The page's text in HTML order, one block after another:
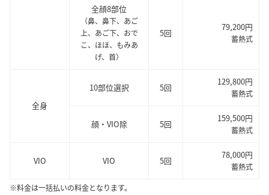
全顔8部位
（鼻、鼻下、あご
上、あご下、おで
こ、ほほ、もみあ
げ、首）
5回
79,200円
蓄熱式
全身
10部位選択 5回
129,800円
蓄熱式
顔・VIO除 5回
159,500円
蓄熱式
VIO VIO 5回
78,000円
蓄熱式
※料金は一括払いの料金となります。